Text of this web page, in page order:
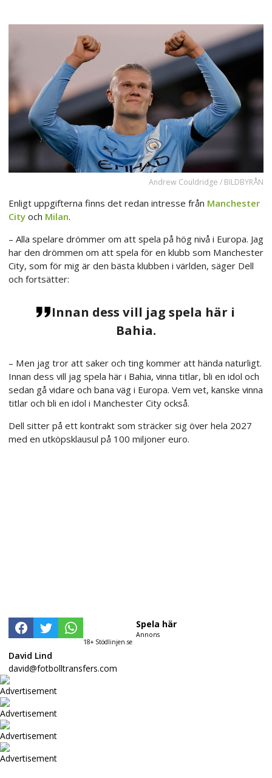
Andrew Couldridge / BILDBYRÅN
Enligt uppgifterna finns det redan intresse från Manchester
City och Milan.
– Alla spelare drömmer om att spela på hög nivå i Europa. Jag
har den drömmen om att spela för en klubb som Manchester
City, som för mig är den bästa klubben i världen, säger Dell
och fortsätter:
Innan dess vill jag spela här i
Bahia.
– Men jag tror att saker och ting kommer att hända naturligt.
Innan dess vill jag spela här i Bahia, vinna titlar, bli en idol och
sedan gå vidare och bana väg i Europa. Vem vet, kanske vinna
titlar och bli en idol i Manchester City också.
Dell sitter på ett kontrakt som sträcker sig över hela 2027
med en utköpsklausul på 100 miljoner euro.
18+ Stödlinjen.se
Spela här
Annons
David Lind
david@fotbolltransfers.com